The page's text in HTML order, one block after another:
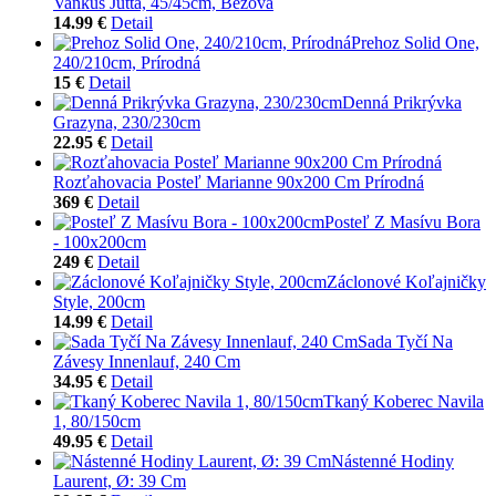
14.99 € Detail
Prehoz Solid One,
240/210cm, Prírodná
15 € Detail
Denná Prikrývka
Grazyna, 230/230cm
22.95 € Detail
Rozťahovacia Posteľ Marianne 90x200 Cm Prírodná
369 € Detail
Posteľ Z Masívu Bora
- 100x200cm
249 € Detail
Záclonové Koľajničky
Style, 200cm
14.99 € Detail
Sada Tyčí Na
Závesy Innenlauf, 240 Cm
34.95 € Detail
Tkaný Koberec Navila
1, 80/150cm
49.95 € Detail
Nástenné Hodiny
Laurent, Ø: 39 Cm